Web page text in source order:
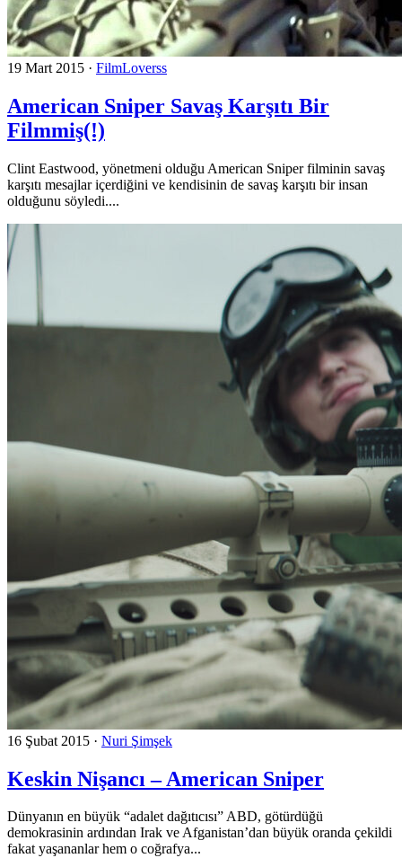
19 Mart 2015 · FilmLoverss
American Sniper Savaş Karşıtı Bir
Filmmiş(!)
Clint Eastwood, yönetmeni olduğu American Sniper filminin savaş
karşıtı mesajlar içerdiğini ve kendisinin de savaş karşıtı bir insan
olduğunu söyledi....
16 Şubat 2015 · Nuri Şimşek
Keskin Nişancı – American Sniper
Dünyanın en büyük “adalet dağıtıcısı” ABD, götürdüğü
demokrasinin ardından Irak ve Afganistan’dan büyük oranda çekildi
fakat yaşananlar hem o coğrafya...